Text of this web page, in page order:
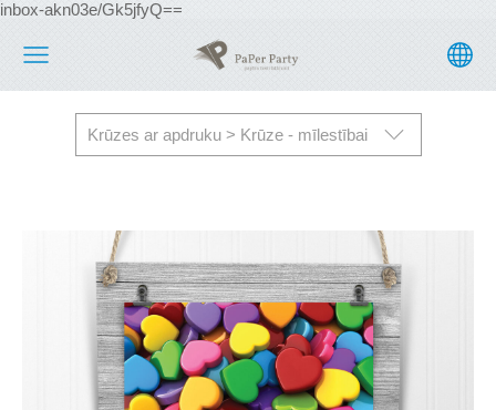
inbox-akn03e/Gk5jfyQ==
Krūzes ar apdruku > Krūze - mīlestībai